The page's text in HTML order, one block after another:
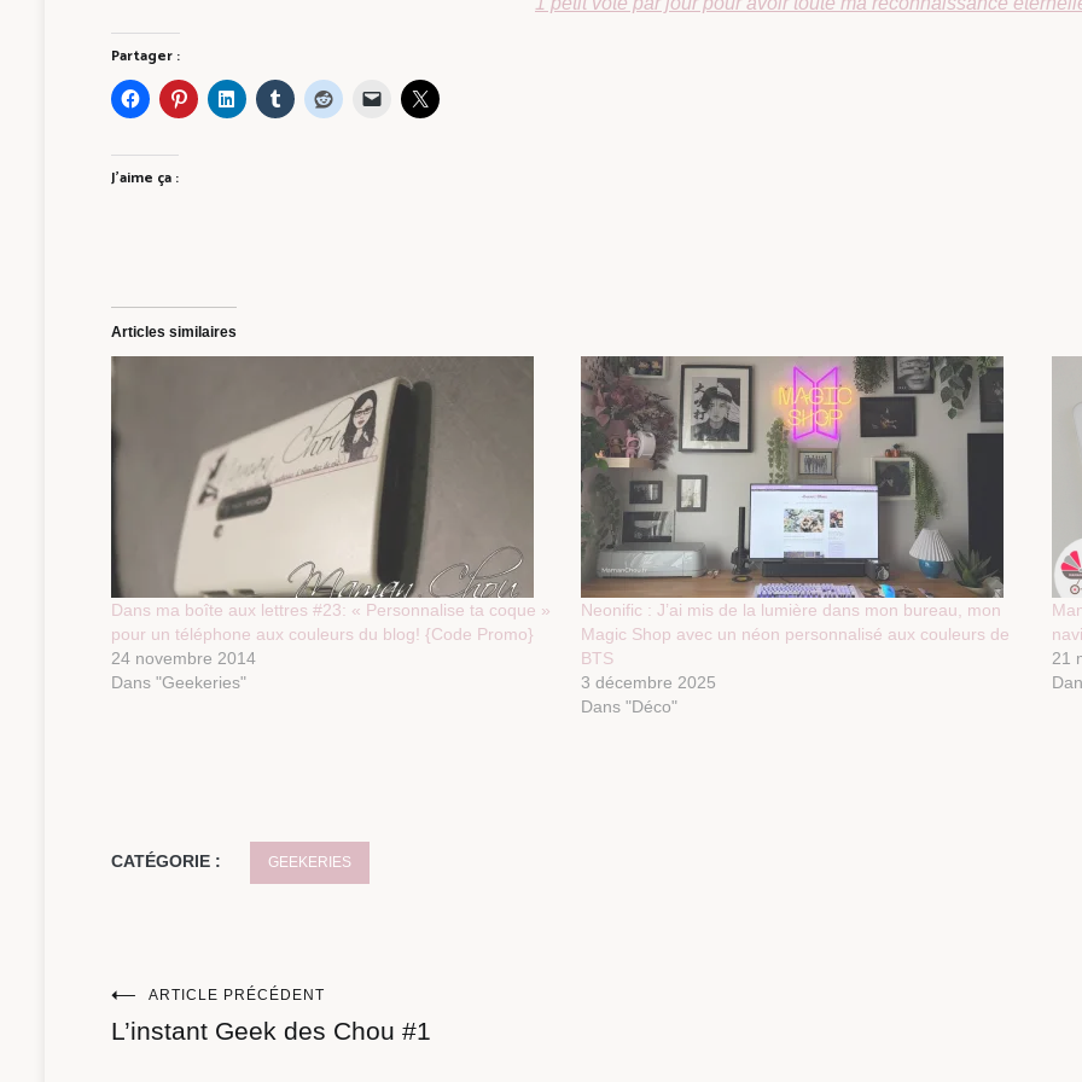
Partager :
J’aime ça :
Articles similaires
Dans ma boîte aux lettres #23: « Personnalise ta coque »
pour un téléphone aux couleurs du blog! {Code Promo}
24 novembre 2014
Dans "Geekeries"
Neonific : J’ai mis de la lumière dans mon bureau, mon
Magic Shop avec un néon personnalisé aux couleurs de
BTS
3 décembre 2025
Dans "Déco"
21
CATÉGORIE : GEEKERIES
Navigation
ARTICLE PRÉCÉDENT
L’instant Geek des Chou #1